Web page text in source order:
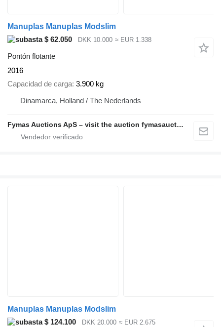
Manuplas Manuplas Modslim
$ 62.050
DKK 10.000 ≈ EUR 1.338
Pontón flotante
2016
Capacidad de carga 3.900 kg
Dinamarca, Holland / The Nederlands
Fymas Auctions ApS – visit the auction fymasauctions.dk
Manuplas Manuplas Modslim
$ 124.100
DKK 20.000 ≈ EUR 2.675